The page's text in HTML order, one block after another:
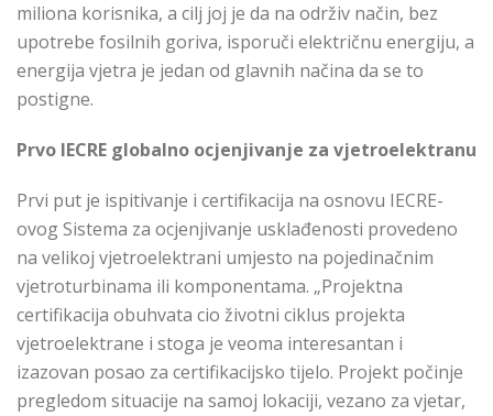
miliona korisnika, a cilj joj je da na održiv način, bez
upotrebe fosilnih goriva, isporuči električnu energiju, a
energija vjetra je jedan od glavnih načina da se to
postigne.
Prvo IECRE globalno ocjenjivanje za vjetroelektranu
Prvi put je ispitivanje i certifikacija na osnovu IECRE-
ovog Sistema za ocjenjivanje usklađenosti provedeno
na velikoj vjetroelektrani umjesto na pojedinačnim
vjetroturbinama ili komponentama. „Projektna
certifikacija obuhvata cio životni ciklus projekta
vjetroelektrane i stoga je veoma interesantan i
izazovan posao za certifikacijsko tijelo. Projekt počinje
pregledom situacije na samoj lokaciji, vezano za vjetar,